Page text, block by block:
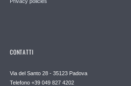
CONTATTI
Via del Santo 28 - 35123 Padova
Telefono +39 049 827 4202